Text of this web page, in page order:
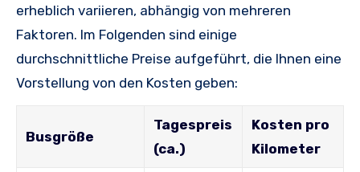
erheblich variieren, abhängig von mehreren
Faktoren. Im Folgenden sind einige
durchschnittliche Preise aufgeführt, die Ihnen eine
Vorstellung von den Kosten geben:
Busgröße
Tagespreis
(ca.)
Kosten pro
Kilometer